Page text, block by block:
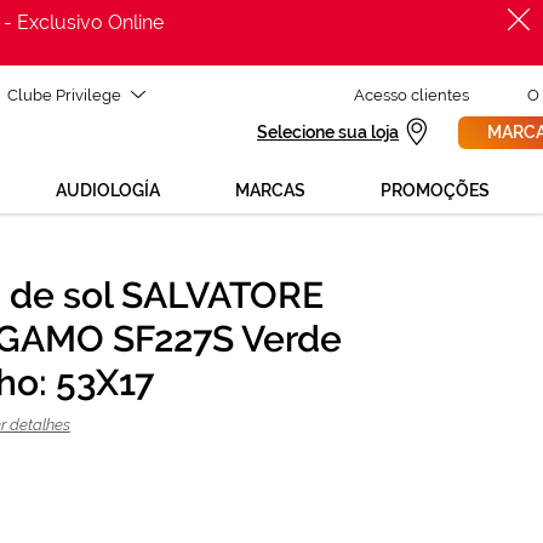
Exclusivo Online
Clube Privilege Acesso clientes O
Selecione sua loja
AUDIOLOGÍA MARCAS PROMOÇÕES
240,00 €
€
sol SALVATORE
SF227S Verde
53X17
detalhes